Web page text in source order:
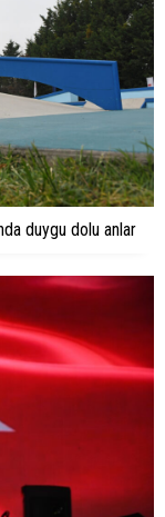
duygu dolu anlar